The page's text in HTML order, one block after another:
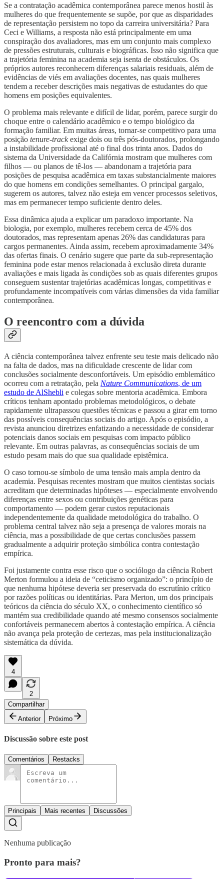
Se a contratação acadêmica contemporânea parece menos hostil às
mulheres do que frequentemente se supõe, por que as disparidades
de representação persistem no topo da carreira universitária? Para
Ceci e Williams, a resposta não está principalmente em uma
conspiração dos avaliadores, mas em um conjunto mais complexo
de pressões estruturais, culturais e biográficas. Isso não significa que
a trajetória feminina na academia seja isenta de obstáculos. Os
próprios autores reconhecem diferenças salariais residuais, além de
evidências de viés em avaliações docentes, nas quais mulheres
tendem a receber descrições mais negativas de estudantes do que
homens em posições equivalentes.
O problema mais relevante e difícil de lidar, porém, parece surgir do
choque entre o calendário acadêmico e o tempo biológico da
formação familiar. Em muitas áreas, tornar-se competitivo para uma
posição tenure-trackexige dois ou três pós-doutorados, prolongando
a instabilidade profissional até o final dos trinta anos. Dados do
sistema da Universidade da Califórnia mostram que mulheres com
filhos — ou planos de tê-los — abandonam a trajetória para
posições de pesquisa acadêmica em taxas substancialmente maiores
do que homens em condições semelhantes. O principal gargalo,
sugerem os autores, talvez não esteja em vencer processos seletivos,
mas em permanecer tempo suficiente dentro deles.
Essa dinâmica ajuda a explicar um paradoxo importante. Na
biologia, por exemplo, mulheres recebem cerca de 45% dos
doutorados, mas representam apenas 26% das candidaturas para
cargos permanentes. Ainda assim, recebem aproximadamente 34%
das ofertas finais. O cenário sugere que parte da sub-representação
feminina pode estar menos relacionada à exclusão direta durante
avaliações e mais ligada às condições sob as quais diferentes grupos
conseguem sustentar trajetórias acadêmicas longas, competitivas e
profundamente incompatíveis com várias dimensões da vida familiar
contemporânea.
O reencontro com a dúvida
A ciência contemporânea talvez enfrente seu teste mais delicado não
na falta de dados, mas na dificuldade crescente de lidar com
conclusões socialmente desconfortáveis. Um episódio emblemático
ocorreu com a retratação, pela Nature Communications, de um
estudo de AlShebli e colegas sobre mentoria acadêmica. Embora
críticos tenham apontado problemas metodológicos, o debate
rapidamente ultrapassou questões técnicas e passou a girar em torno
das possíveis consequências sociais do artigo. Após o episódio, a
revista anunciou diretrizes enfatizando a necessidade de considerar
potenciais danos sociais em pesquisas com impacto público
relevante. Em outras palavras, as consequências sociais de um
estudo pesam mais do que sua qualidade epistêmica.
O caso tornou-se símbolo de uma tensão mais ampla dentro da
academia. Pesquisas recentes mostram que muitos cientistas sociais
acreditam que determinadas hipóteses — especialmente envolvendo
diferenças entre sexos ou contribuições genéticas para
comportamento — podem gerar custos reputacionais
independentemente da qualidade metodológica do trabalho. O
problema central talvez não seja a presença de valores morais na
ciência, mas a possibilidade de que certas conclusões passem
gradualmente a adquirir proteção simbólica contra contestação
empírica.
Foi justamente contra esse risco que o sociólogo da ciência Robert
Merton formulou a ideia de “ceticismo organizado”: o princípio de
que nenhuma hipótese deveria ser preservada do escrutínio crítico
por razões políticas ou identitárias. Para Merton, um dos principais
teóricos da ciência do século XX, o conhecimento científico só
mantém sua credibilidade quando até mesmo consensos socialmente
confortáveis permanecem abertos à contestação empírica. A ciência
não avança pela proteção de certezas, mas pela institucionalização
sistemática da dúvida.
4
2
Compartilhar
Anterior
Próximo
Discussão sobre este post
Comentários Restacks
Principais Mais recentes Discussões
Nenhuma publicação
Pronto para mais?